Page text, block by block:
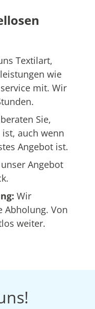
Textilart,
wie
mit. Wir
Sie,
auch wenn
Angebot ist.
Angebot
Wir
Abholung. Von
weiter.